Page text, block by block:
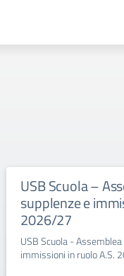
USB Scuola –
supplenze e
2026/27
USB Scuola -
immissioni in ruolo A.S.